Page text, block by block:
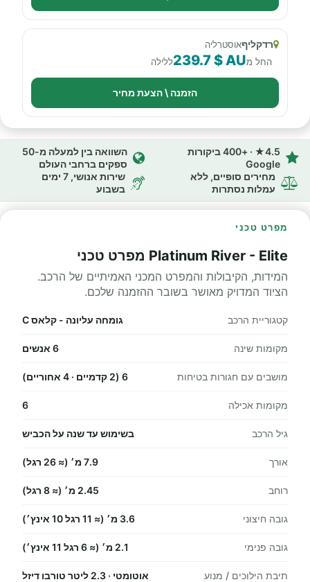
רדקליףאוסטרליה
החל מ239.7 $ AUללילה
הזמנה \ הצעת מחיר
4.5★ · +400 ביקורות
Google
השוואה בין למעלה מ-50
ספקים ברחבי העולם
מחירים סופיים, ללא
עמלות נסתרות
שירות אנושי, 7 ימים
בשבוע
מפרט טכני
Platinum River - Elite מפרט טכני
המידות, הקיבולות והמפרט המכני האמיתיים של הרכב.
הציוד המדויק מאושר בשובר ההזמנה שלכם.
קטגוריית הרכב גומחה עליונה - קלאס C
מקומות שינה 6 אנשים
מושבים עם חגורות בטיחות 6 (2 קדמיים · 4 אחוריים)
מקומות אכילה 6
גיל הרכב בשימוש עד שנה על הכביש
אורך 7.9 מ׳ (≈ 26 רגל)
רוחב 2.45 מ׳ (≈ 8 רגל)
גובה חיצוני 3.6 מ׳ (≈ 11 רגל 10 אינץ׳)
גובה פנימי 2.1 מ׳ (≈ 6 רגל 11 אינץ׳)
תיבת הילוכים / מנוע אוטומטי · 2.3 ליטר טורבו דיזל